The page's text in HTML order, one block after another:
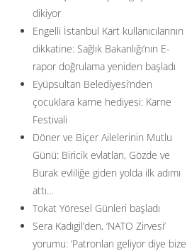
dikiyor
Engelli İstanbul Kart kullanıcılarının
dikkatine: Sağlık Bakanlığı’nın E-
rapor doğrulama yeniden başladı
Eyüpsultan Belediyesi’nden
çocuklara karne hediyesi: Karne
Festivali
Döner ve Biçer Ailelerinin Mutlu
Günü: Biricik evlatları, Gözde ve
Burak evliliğe giden yolda ilk adımı
attı…
Tokat Yöresel Günleri başladı
Sera Kadıgil’den, ‘NATO Zirvesi’
yorumu: ‘Patronları geliyor diye bize